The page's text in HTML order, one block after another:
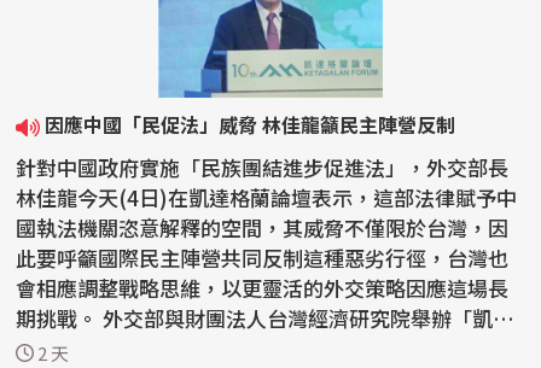
因應中國「民促法」威脅 林佳龍籲民主陣營反制
針對中國政府實施「民族團結進步促進法」，外交部長
林佳龍今天(4日)在凱達格蘭論壇表示，這部法律賦予中
國執法機關恣意解釋的空間，其威脅不僅限於台灣，因
此要呼籲國際民主陣營共同反制這種惡劣行徑，台灣也
會相應調整戰略思維，以更靈活的外交策略因應這場長
期挑戰。 外交部與財團法人台灣經濟研究院舉辦「凱達
格蘭...
2 天